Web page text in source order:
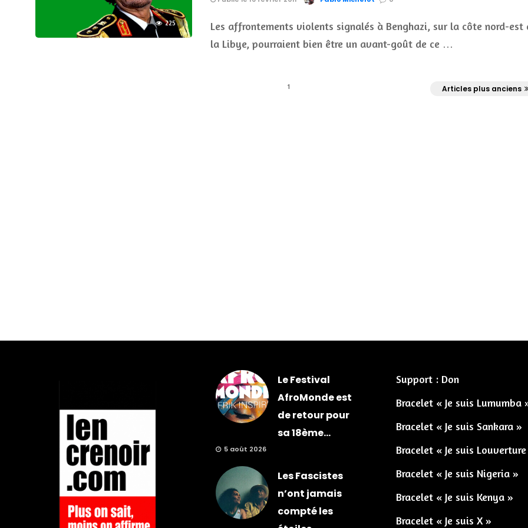
225
Les affrontements violents signalés à Benghazi, sur la côte nord-est
la Libye, pourraient bien être un avant-goût de ce …
1 Articles plus anciens
Le Festival
AfroMonde est
de retour pour
sa 18ème...
5 août 2026
Les Fascistes
n’ont jamais
compté les
Support : Don
Bracelet « Je suis Lumumba
Bracelet « Je suis Sankara »
Bracelet « Je suis
Bracelet « Je suis Nigeria »
Bracelet « Je suis Kenya »
Bracelet « Je suis X »